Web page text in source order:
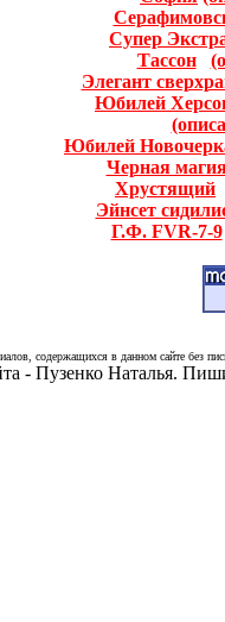
Супер
Тассон
Элегант
Юбилей
Юбилей
Черная
Хрустящий
Эйнсет
Г.Ф. FVR-7-9
содержащихся в данном сайте без
- Пузенко Наталья.